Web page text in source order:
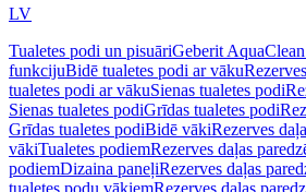
LV
Tualetes podi un pisuāriGeberit
funkcijuBidē tualetes podi ar vāku
tualetes podi ar vākuSienas tualetes podi
Sienas tualetes podiGrīdas tualetes podi
Grīdas tualetes podiBidē vākiRezerves
vākiTualetes podiemRezerves daļas
podiemDizaina paneļiRezerves daļas
tualetes podu vākiemRezerves daļas